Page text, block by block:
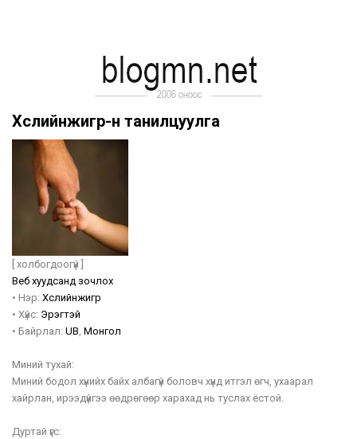
Хүслийнжигүүр-н танилцуулга
[ холбогдоогүй ]
Веб хуудсанд зочлох
• Нэр: Хүслийнжигүүр
• Хүйс: Эрэгтэй
• Байрлал: UB, Монгол
Миний тухай:
Миний бодол хүнийх байх албагүй боловч хүнд итгэл өгч, ухаарал
хайрлан, ирээдүйгээ өөдрөгөөр харахад нь туслах ёстой.
Дуртай үгс: